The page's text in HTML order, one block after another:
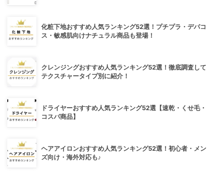
化粧下地おすすめ人気ランキング52選！プチプラ・デパコ
ス・敏感肌向けナチュラル商品も登場！
クレンジングおすすめ人気ランキング52選！徹底調査して
テクスチャータイプ別に紹介！
ドライヤーおすすめ人気ランキング52選【速乾・くせ毛・
コスパ商品】
ヘアアイロンおすすめ人気ランキング52選！初心者・メン
ズ向け・海外対応も♪